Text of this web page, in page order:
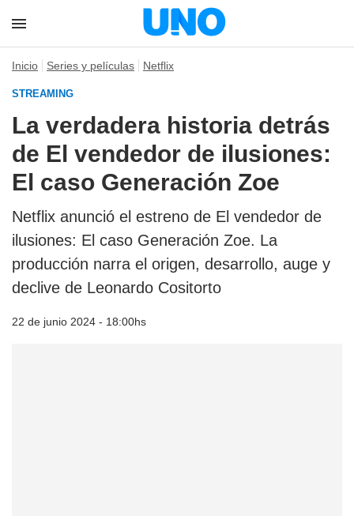
Inicio Series y películas Netflix
STREAMING
La verdadera historia detrás
de El vendedor de ilusiones:
El caso Generación Zoe
Netflix anunció el estreno de El vendedor de
ilusiones: El caso Generación Zoe. La
producción narra el origen, desarrollo, auge y
declive de Leonardo Cositorto
22 de junio 2024 - 18:00hs